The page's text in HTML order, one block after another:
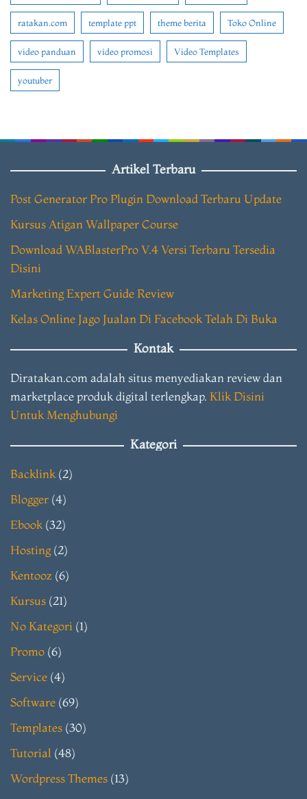
ratakan.com template ppt theme berita Toko Online
video panduan video promosi Video Templates
youtuber
Artikel Terbaru
Post Generator Pro Plugin Download Terbaru Update
Kursus Atigan Wallpaper Course
Download WABlasterPro V.4 Versi Terbaru Tersedia
Disini
Marketing Expert Guide Review
Kelas Online Jago Jualan Di Facebook Telah Di Buka
Kontak
Diratakan.com adalah situs menyediakan review dan
marketplace produk digital terlengkap. Klik Disini
Untuk Menghubungi
Kategori
Backlink (2)
Blogger (4)
Ebook (32)
Hosting(2)
Kentooz (6)
Kursus (21)
No Kategori (1)
Promo (6)
Service (4)
Software (69)
Templates (30)
Tutorial (48)
Wordpress Themes (13)